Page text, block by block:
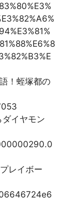
！蛭塚都の
イヤモン
レイボー